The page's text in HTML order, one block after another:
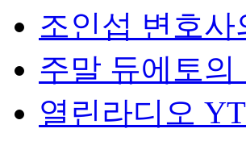
조인섭 변호사
주말 듀에토의
열린라디오